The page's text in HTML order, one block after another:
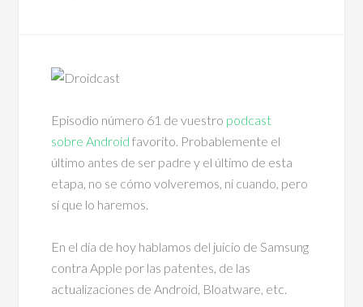
Episodio número 61 de vuestro podcast
sobre Android favorito. Probablemente el
último antes de ser padre y el último de esta
etapa, no se cómo volveremos, ni cuando, pero
sí que lo haremos.
En el día de hoy hablamos del juicio de Samsung
contra Apple por las patentes, de las
actualizaciones de Android, Bloatware, etc.